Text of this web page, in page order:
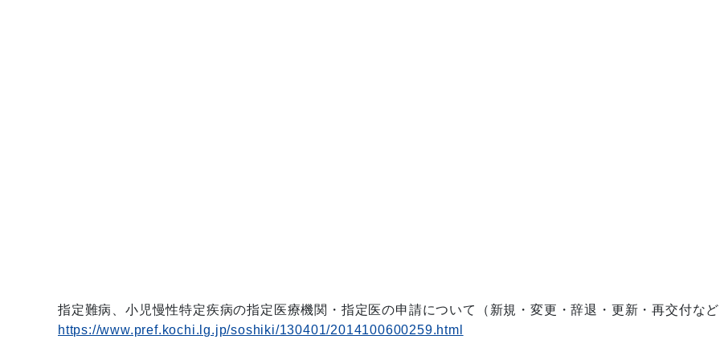
指定難病、小児慢性特定疾病の指定医療機関・指定医の申請について（新規・変更・辞退・更新・再交付な
https://www.pref.kochi.lg.jp/soshiki/130401/2014100600259.html